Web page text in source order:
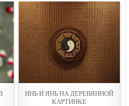
ИНЬ И ЯНЬ НА ДЕРЕВЯННОЙ
КАРТИНКЕ